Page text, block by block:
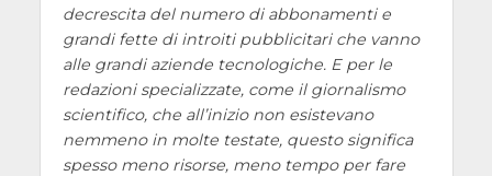
decrescita del numero di abbonamenti e
grandi fette di introiti pubblicitari che vanno
alle grandi aziende tecnologiche. E per le
redazioni specializzate, come il giornalismo
scientifico, che all’inizio non esistevano
nemmeno in molte testate, questo significa
spesso meno risorse, meno tempo per fare